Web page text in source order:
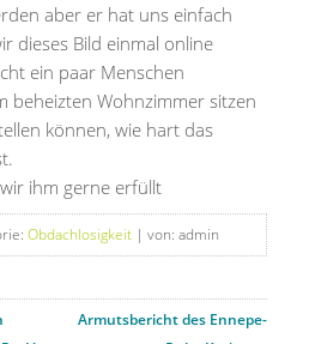
aber er hat uns einfach
dieses Bild einmal online
ein paar Menschen
beheizten Wohnzimmer sitzen
können, wie hart das
ihm gerne erfüllt
Obdachlosigkeit | von: admin
Armutsbericht des Ennepe-